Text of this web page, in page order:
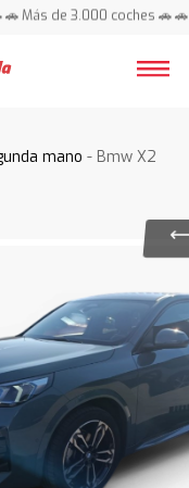
🚗 Más de 3.000 coches 🚗 🚗
mano - Bmw X2